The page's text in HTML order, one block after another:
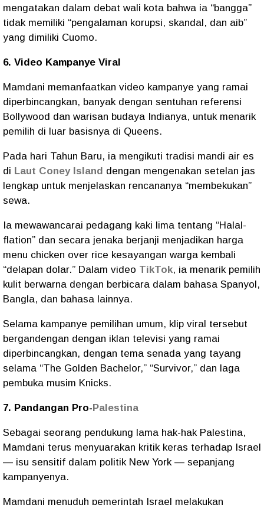
mengatakan dalam debat wali kota bahwa ia “bangga”
tidak memiliki “pengalaman korupsi, skandal, dan aib”
yang dimiliki Cuomo.
6. Video Kampanye Viral
Mamdani memanfaatkan video kampanye yang ramai
diperbincangkan, banyak dengan sentuhan referensi
Bollywood dan warisan budaya Indianya, untuk menarik
pemilih di luar basisnya di Queens.
Pada hari Tahun Baru, ia mengikuti tradisi mandi air es
di Laut Coney Island dengan mengenakan setelan jas
lengkap untuk menjelaskan rencananya “membekukan”
sewa.
Ia mewawancarai pedagang kaki lima tentang “Halal-
flation” dan secara jenaka berjanji menjadikan harga
menu chicken over rice kesayangan warga kembali
“delapan dolar.” Dalam video TikTok, ia menarik pemilih
kulit berwarna dengan berbicara dalam bahasa Spanyol,
Bangla, dan bahasa lainnya.
Selama kampanye pemilihan umum, klip viral tersebut
bergandengan dengan iklan televisi yang ramai
diperbincangkan, dengan tema senada yang tayang
selama “The Golden Bachelor,” “Survivor,” dan laga
pembuka musim Knicks.
7. Pandangan Pro- Palestina
Sebagai seorang pendukung lama hak-hak Palestina,
Mamdani terus menyuarakan kritik keras terhadap Israel
— isu sensitif dalam politik New York — sepanjang
kampanyenya.
Mamdani menuduh pemerintah Israel melakukan